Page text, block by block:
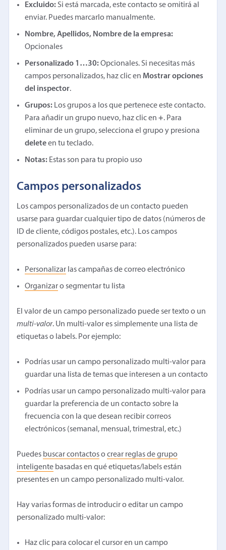
Excluido: Si está marcada, este contacto se omitirá al
enviar. Puedes marcarlo manualmente.
Nombre, Apellidos, Nombre de la empresa:
Opcionales
Personalizado 1…30:Opcionales. Si necesitas más
campos personalizados, haz clic en Mostrar opciones
del inspector.
Grupos: Los grupos a los que pertenece este contacto.
Para añadir un grupo nuevo, haz clic en+. Para
eliminar de un grupo, selecciona el grupo y presiona
deleteen tu teclado.
Notas: Estas son para tu propio uso
Campos personalizados
Los campos personalizados de un contacto pueden
usarse para guardar cualquier tipo de datos (números de
ID de cliente, códigos postales, etc.). Los campos
personalizados pueden usarse para:
Personalizar las campañas de correo electrónico
Organizaro segmentar tu lista
El valor de un campo personalizado puede ser texto o un
multi-valor. Un multi-valor es simplemente una lista de
etiquetas o labels. Por ejemplo:
Podrías usar un campo personalizado multi-valor para
guardar una lista de temas que interesen a un contacto
Podrías usar un campo personalizado multi-valor para
guardar la preferencia de un contacto sobre la
frecuencia con la que desean recibir correos
electrónicos (semanal, mensual, trimestral, etc.)
Puedes buscar contactosocrear reglas de grupo
inteligente basadas en qué etiquetas/labels están
presentes en un campo personalizado multi-valor.
Hay varias formas de introducir o editar un campo
personalizado multi-valor:
Haz clic para colocar el cursor en un campo